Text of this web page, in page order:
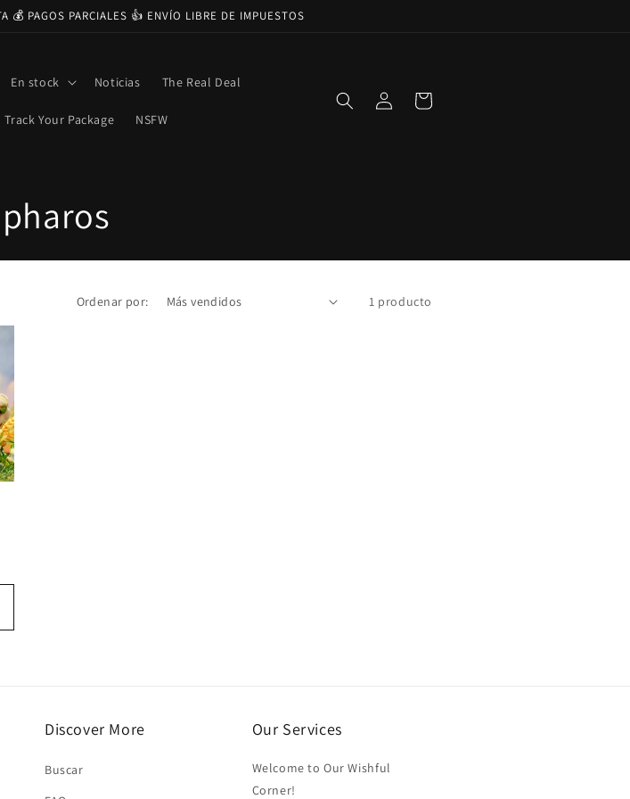
💰 PAGOS PARCIALES 👍 ENVÍO LIBRE DE IMPUESTOS
En stock Noticias The Real Deal
Track Your Package NSFW
Iniciar
sesión
Carrito
Ordenar por: 1 producto
Discover More
Buscar
Our Services
Welcome to Our Wishful
Corner!